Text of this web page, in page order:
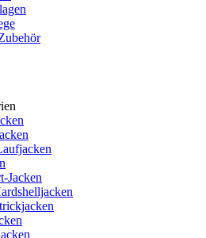
Jacken